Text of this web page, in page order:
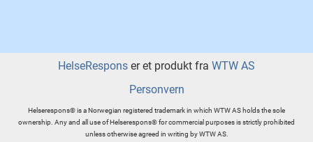
HelseRespons er et produkt fra WTW AS
Personvern
Helserespons® is a Norwegian registered trademark in which WTW AS holds the sole
ownership. Any and all use of Helserespons® for commercial purposes is strictly prohibited
unless otherwise agreed in writing by WTW AS.